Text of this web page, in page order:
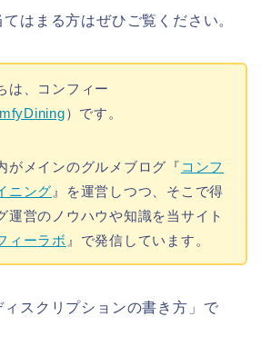
はまる方はぜひご覧ください。
は、コンフィー
）です。
がメインのグルメブログ『 コンフ
ニング 』を運営しつつ、そこで得
運営のノウハウや知識を当サイト
ィーラボ 』で発信しています。
スクリプションの書き方」で